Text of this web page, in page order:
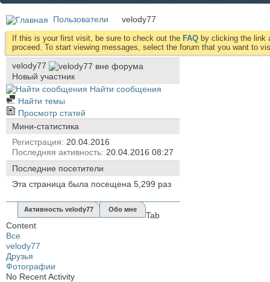
Пользователи velody77
If this is your first visit, be sure to check out the FAQ by clicking the link
proceed. To start viewing messages, select the forum that you want to
velody77
Новый участник
Найти сообщения
Найти темы
Просмотр статей
Мини-статистика
Регистрация
20.04.2016
Последняя активность 20.04.2016 08:27
Последние посетители
Эта страница была посещена 5,299 раз
Активность velody77 Обо мне
Tab
Content
Все
velody77
Друзья
Фотографии
No Recent Activity